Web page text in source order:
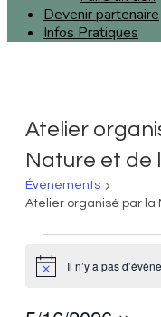
Devenir partenaire
Infos Pratiques
Atelier
Nature et de
Évènements
Atelier organisé par la
Notice Il n’y a pas